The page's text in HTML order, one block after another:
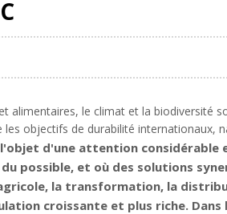
alimentaires, le climat et la biodiversité
objectifs de durabilité internationaux,
d'une attention
possible, et où des solutions
la transformation, la
croissante et plus riche.